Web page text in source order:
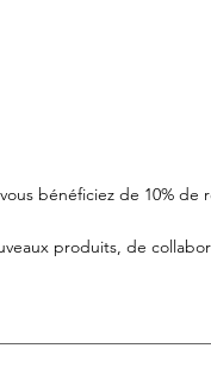
bénéficiez de 10% de
produits, de